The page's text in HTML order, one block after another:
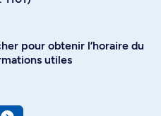
pour obtenir l’horaire du
utiles